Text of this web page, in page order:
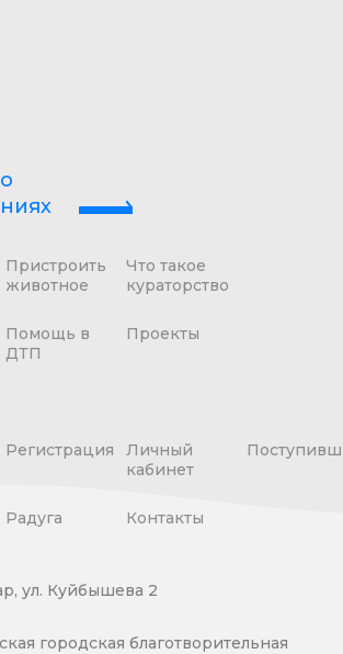
Пристроить
животное
Что такое
кураторство
Помощь в
ДТП
Проекты
Регистрация
Личный
кабинет
Радуга Контакты
ул. Куйбышева 2
городская благотворительная